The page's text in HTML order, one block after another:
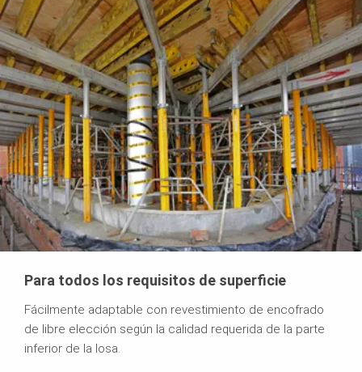
Para todos los requisitos de superficie
Fácilmente adaptable con revestimiento de encofrado
de libre elección según la calidad requerida de la parte
inferior de la losa.